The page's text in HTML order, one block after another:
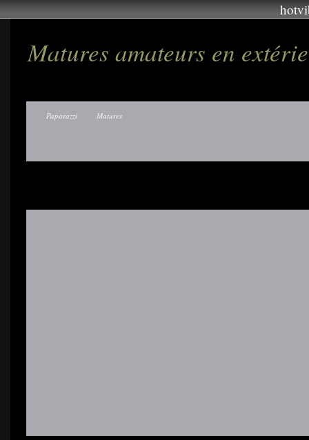
Matures amateurs en
Paparazzi Matures